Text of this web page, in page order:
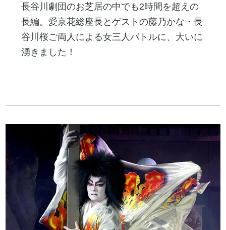
長谷川劇団のお芝居の中でも2時間を超えの
長編。愛京花総座長とゲストの藤乃かな・長
谷川桜ご両人による女三人バトルに、大いに
湧きました！